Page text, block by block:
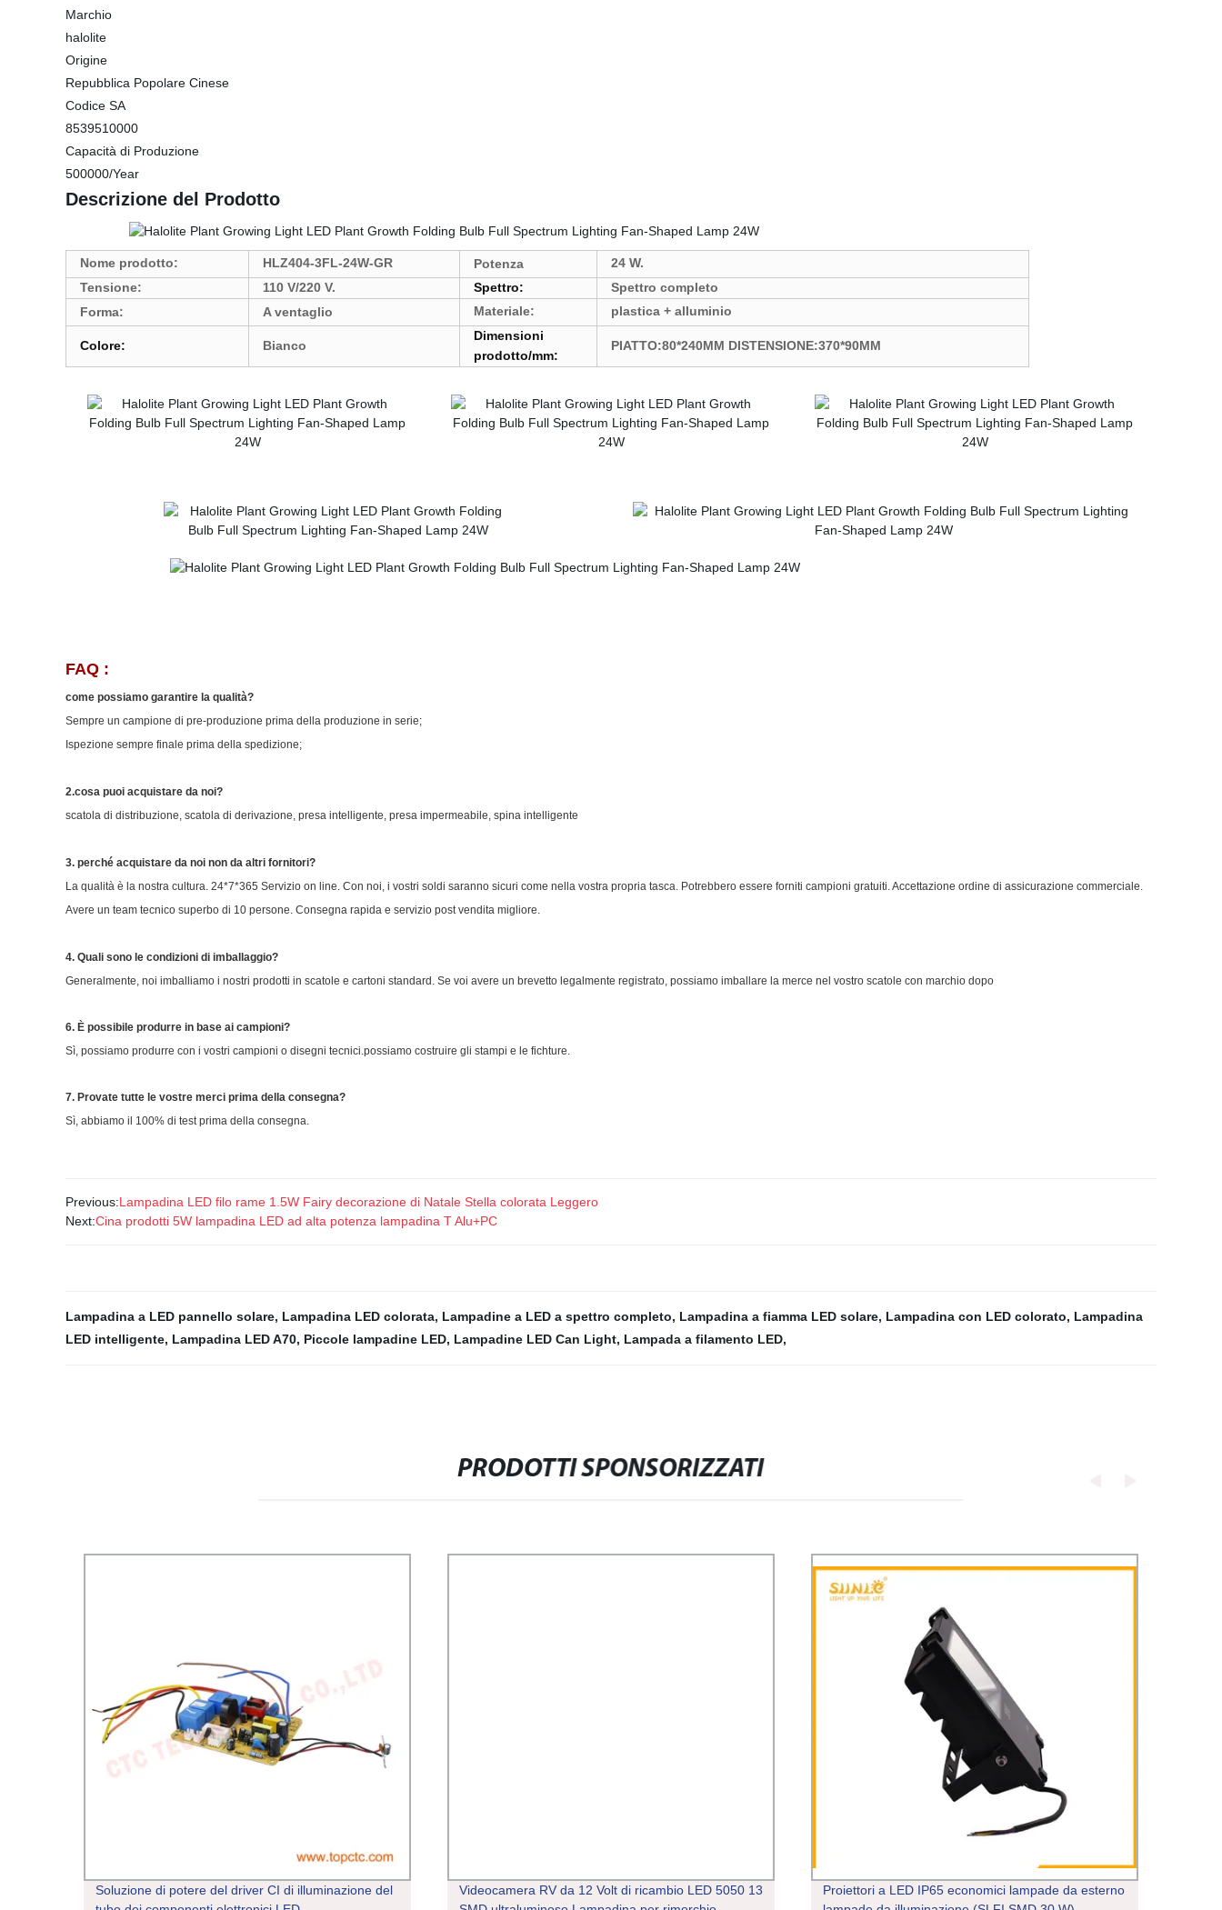
Marchio
halolite
Origine
Repubblica Popolare Cinese
Codice SA
8539510000
Capacità di Produzione
500000/Year
Descrizione del Prodotto
Nome prodotto: HLZ404-3FL-24W-GR Potenza
24 W.
Tensione:
110 V/220 V. Spettro:
Spettro completo
Forma:
A ventaglio Materiale: plastica + alluminio
Colore: Bianco
Dimensioni
prodotto/mm:
PIATTO:80*240MM DISTENSIONE:370*90MM
FAQ :
come possiamo garantire la qualità?
Sempre un campione di pre-produzione prima della produzione in serie;
Ispezione sempre finale prima della spedizione;
2.cosa puoi acquistare da noi?
scatola di distribuzione, scatola di derivazione, presa intelligente, presa impermeabile, spina intelligente
3. perché acquistare da noi non da altri fornitori?
La qualità è la nostra cultura. 24*7*365 Servizio on line. Con noi, i vostri soldi saranno sicuri come nella vostra propria tasca. Potrebbero essere forniti campioni gratuiti. Accettazione ordine di assicurazione commerciale.
Avere un team tecnico superbo di 10 persone. Consegna rapida e servizio post vendita migliore.
4. Quali sono le condizioni di imballaggio?
Generalmente, noi imballiamo i nostri prodotti in scatole e cartoni standard. Se voi avere un brevetto legalmente registrato, possiamo imballare la merce nel vostro scatole con marchio dopo
6. È possibile produrre in base ai campioni?
Sì, possiamo produrre con i vostri campioni o disegni tecnici.possiamo costruire gli stampi e le fichture.
7. Provate tutte le vostre merci prima della consegna?
Sì, abbiamo il 100% di test prima della consegna.
Previous:Lampadina LED filo rame 1.5W Fairy decorazione di Natale Stella colorata Leggero
Next:Cina prodotti 5W lampadina LED ad alta potenza lampadina T Alu+PC
Lampadina a LED pannello solare, Lampadina LED colorata, Lampadine a LED a spettro completo, Lampadina a fiamma LED solare, Lampadina con LED colorato, Lampadina
LED intelligente, Lampadina LED A70, Piccole lampadine LED, Lampadine LED Can Light, Lampada a filamento LED,
PRODOTTI SPONSORIZZATI
Soluzione di potere del driver CI di illuminazione del
Videocamera RV da 12 Volt di ricambio LED 5050 13
Proiettori a LED IP65 economici lampade da esterno